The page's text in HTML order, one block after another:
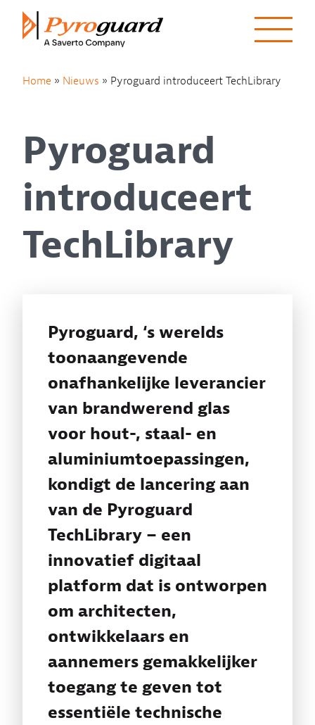
Skip to content
Home » Nieuws » Pyroguard introduceert TechLibrary
Pyroguard
introduceert
TechLibrary
Pyroguard, ‘s werelds
toonaangevende
onafhankelijke leverancier
van brandwerend glas
voor hout-, staal- en
aluminiumtoepassingen,
kondigt de lancering aan
van de Pyroguard
TechLibrary – een
innovatief digitaal
platform dat is ontworpen
om architecten,
ontwikkelaars en
aannemers gemakkelijker
toegang te geven tot
essentiële technische